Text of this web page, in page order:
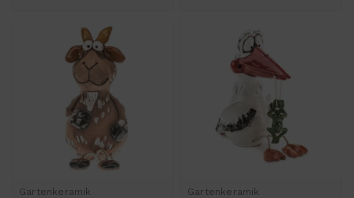
Gartenkeramik Gartenkeramik